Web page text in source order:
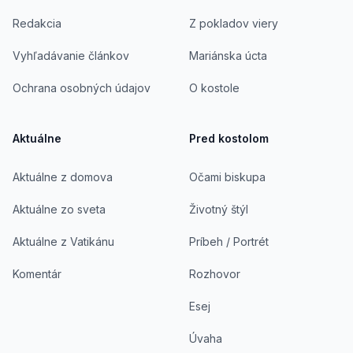
Redakcia
Vyhľadávanie článkov
Ochrana osobných údajov
Aktuálne
Aktuálne z domova
Aktuálne zo sveta
Aktuálne z Vatikánu
Komentár
Z pokladov viery
Mariánska úcta
O kostole
Pred kostolom
Očami biskupa
Životný štýl
Príbeh / Portrét
Rozhovor
Esej
Úvaha